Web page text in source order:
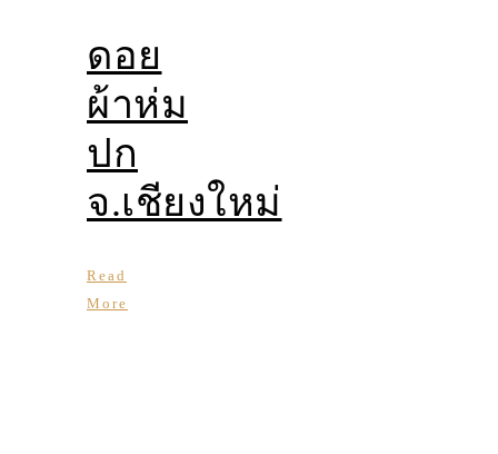
ดอย
ผ้าห่ม
ปก
จ.เชียงใหม่
Read
More